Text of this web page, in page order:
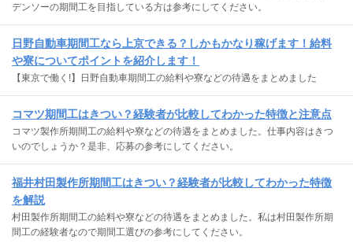
デンソーの期間工を目指している方は参考にしてください。
日野自動車期間工なら上京できる？しかもかなり稼げます！給料
や寮についてポイントを紹介します！
【東京で働く!】日野自動車期間工の給料や寮などの待遇をまとめました
コマツ期間工はきつい？経験者が比較してわかった特徴と注意点
コマツ製作所期間工の給料や寮などの待遇をまとめました。仕事内容はきつ
いのでしょうか？是非、応募の参考にしてください。
福井村田製作所期間工はきつい？経験者が比較してわかった特徴
を解説
村田製作所期間工の給料や寮などの待遇をまとめました。私は村田製作所期
間工の経験者なので期間工選びの参考にしてください。